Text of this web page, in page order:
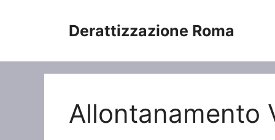
Derattizzazione Roma
Allontanamento